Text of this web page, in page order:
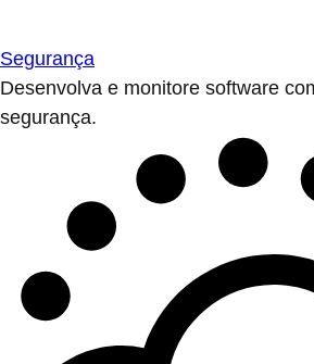
Segurança
Desenvolva e monitore software
segurança.